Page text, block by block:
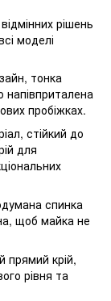
рішень
моделі
тонка
напівприталена
пробіжках.
стійкий до
для
спинка
щоб майка не
прямий крій,
рівня та